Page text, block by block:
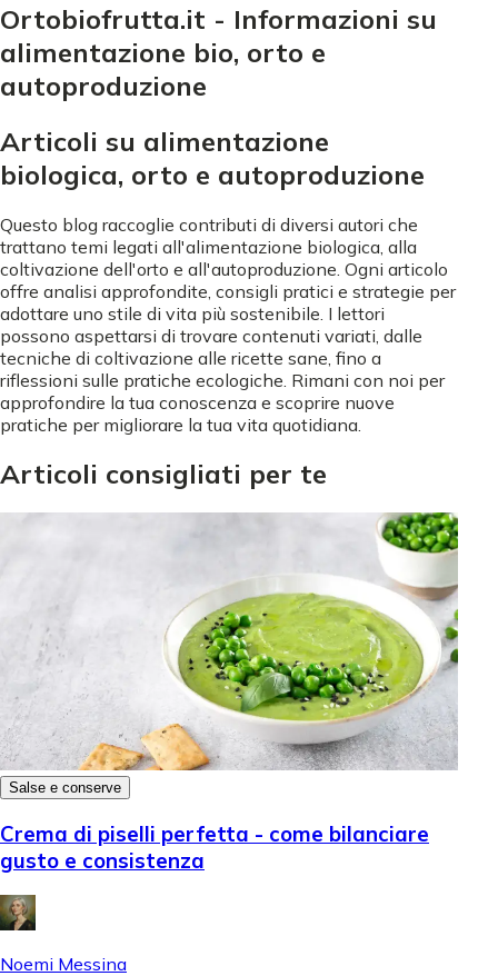
Ortobiofrutta.it - Informazioni su
alimentazione bio, orto e
autoproduzione
Articoli su alimentazione
biologica, orto e autoproduzione
Questo blog raccoglie contributi di diversi autori che
trattano temi legati all'alimentazione biologica, alla
coltivazione dell'orto e all'autoproduzione. Ogni articolo
offre analisi approfondite, consigli pratici e strategie per
adottare uno stile di vita più sostenibile. I lettori
possono aspettarsi di trovare contenuti variati, dalle
tecniche di coltivazione alle ricette sane, fino a
riflessioni sulle pratiche ecologiche. Rimani con noi per
approfondire la tua conoscenza e scoprire nuove
pratiche per migliorare la tua vita quotidiana.
Articoli consigliati per te
Salse e conserve
Crema di piselli perfetta - come bilanciare
gusto e consistenza
Noemi Messina